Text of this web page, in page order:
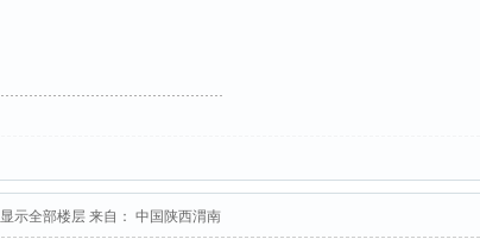
显示全部楼层 来自： 中国陕西渭南